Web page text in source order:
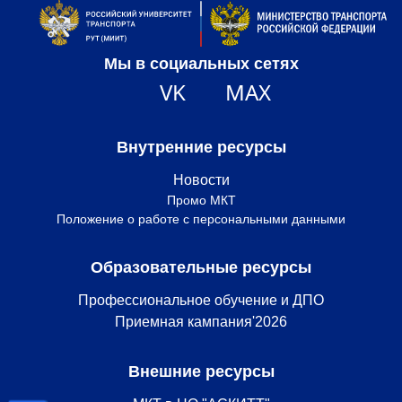
Мы в социальных сетях
VK MAX
Внутренние ресурсы
Новости
Промо МКТ
Положение о работе с персональными данными
Образовательные ресурсы
Профессиональное обучение и ДПО
Приемная кампания'2026
Внешние ресурсы